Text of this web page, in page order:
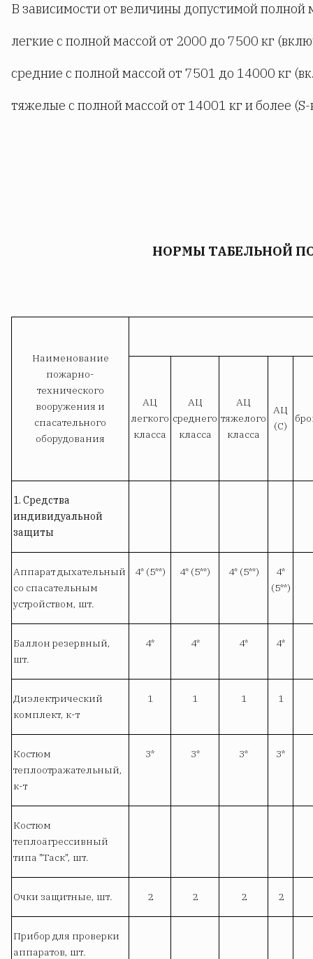
В зависимости от величины допустимой полной
легкие с полной массой от 2000 до 7500 кг
средние с полной массой от 7501 до 14000 кг
тяжелые с полной массой от 14001 кг и более (S-
НОРМЫ ТАБЕЛЬНОЙ
Наименование
пожарно-
технического
вооружения и
спасательного
оборудования
АЦ
легкого
класса
АЦ
среднего
класса
АЦ
тяжелого
класса
АЦ
(С)
1. Средства
индивидуальной
защиты
Аппарат дыхательный
со спасательным
устройством, шт.
4* (5**) 4* (5**) 4* (5**)
4*
(5**)
Баллон резервный,
шт.
4* 4* 4* 4*
Диэлектрический
комплект, к-т
1 1 1 1
Костюм
теплоотражательный,
к-т
3* 3* 3* 3*
Костюм
теплоагрессивный
типа "Таск", шт.
Очки защитные, шт. 2 2 2 2
Прибор для проверки
аппаратов, шт.